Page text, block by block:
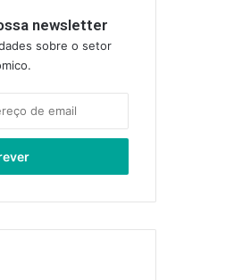
newsletter
sobre o setor